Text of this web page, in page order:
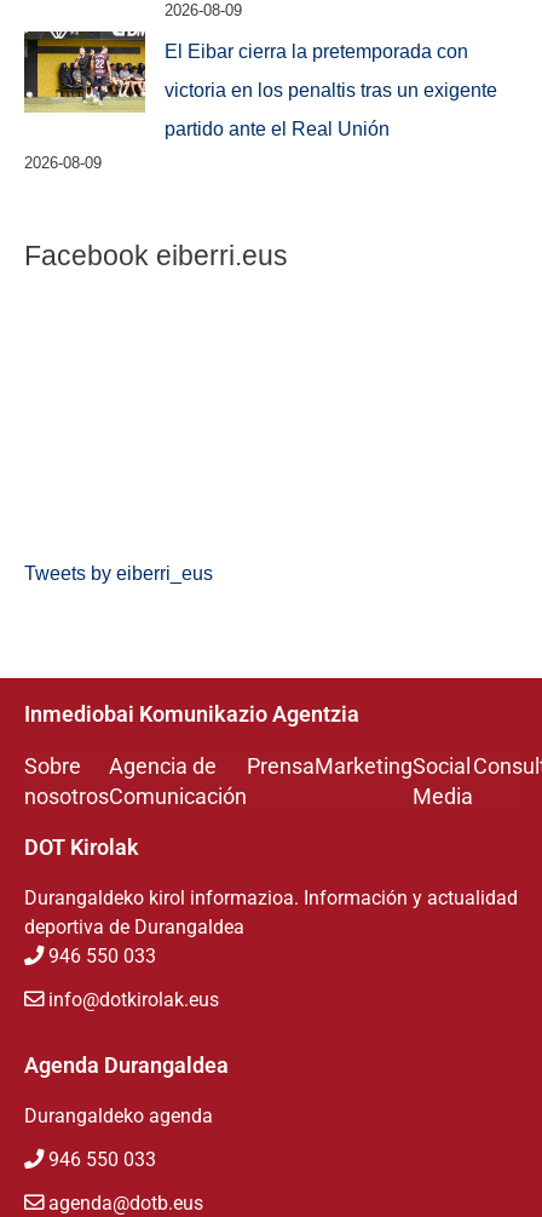
2026-08-09
El Eibar cierra la pretemporada con
victoria en los penaltis tras un exigente
partido ante el Real Unión
2026-08-09
Facebook eiberri.eus
Tweets by eiberri_eus
Inmediobai Komunikazio Agentzia
Sobre
nosotros
Agencia de
Comunicación
PrensaMarketingSocial
Media
DOT Kirolak
Durangaldeko kirol informazioa. Información y actualidad
deportiva de Durangaldea
946 550 033
info@dotkirolak.eus
Agenda Durangaldea
Durangaldeko agenda
946 550 033
agenda@dotb.eus